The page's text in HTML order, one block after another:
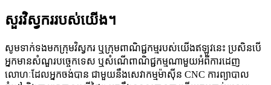
សួរវិស្វកររបស់យើង។
សូមទាក់ទងមកក្រុមវិស្វករ ឬក្រុមពាណិជ្ជកម្មរបស់យើងឥឡូវនេះ ប្រសិនបើ
អ្នកមានសំណួរបច្ចេកទេស ឬសំណើពាណិជ្ជកម្មណាមួយអំពីការដេញ
លោហៈដែលអ្នកចង់បាន ជាមួយនឹងសេវាកម្មម៉ាស៊ីន CNC ការព្យាបាល